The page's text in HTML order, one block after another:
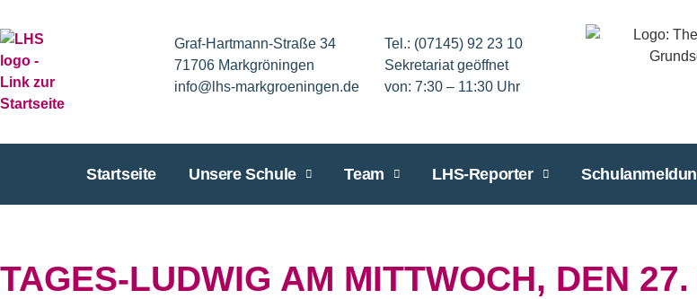
Graf-Hartmann-Straße 34
71706 Markgröningen
info@lhs-markgroeningen.de
Tel.: (07145) 92 23 10
Sekretariat geöffnet
von: 7:30 – 11:30 Uhr
Startseite Unsere Schule Team LHS-Reporter
TAGES-LUDWIG AM MITTWOCH, DEN